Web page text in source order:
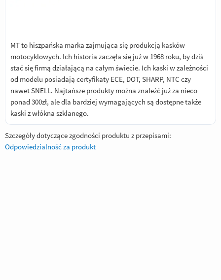
MT to hiszpańska marka zajmująca się produkcją kasków
motocyklowych. Ich historia zaczęła się już w 1968 roku, by dziś
stać się firmą działającą na całym świecie. Ich kaski w zależności
od modelu posiadają certyfikaty ECE, DOT, SHARP, NTC czy
nawet SNELL. Najtańsze produkty można znaleźć już za nieco
ponad 300zł, ale dla bardziej wymagających są dostępne także
kaski z włókna szklanego.
Szczegóły dotyczące zgodności produktu z przepisami:
Odpowiedzialność za produkt